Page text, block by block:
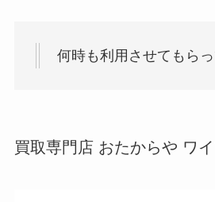
何時も利用させてもらっ
買取専門店 おたからや ワ